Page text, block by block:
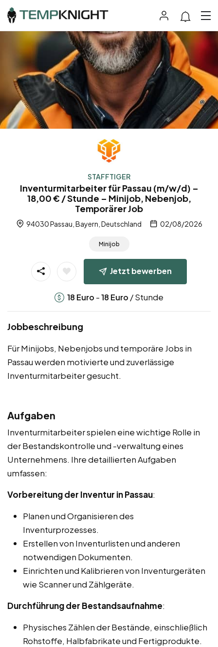
STAFFTIGER
Inventurmitarbeiter für Passau (m/w/d) –
18,00 € / Stunde – Minijob, Nebenjob,
Temporärer Job
94030 Passau, Bayern, Deutschland 02/08/2026
Minijob
Jetzt bewerben
18 Euro -18 Euro / Stunde
Jobbeschreibung
Für Minijobs, Nebenjobs und temporäre Jobs in
Passau werden motivierte und zuverlässige
Inventurmitarbeiter gesucht.
Aufgaben
Inventurmitarbeiter spielen eine wichtige Rolle in
der Bestandskontrolle und -verwaltung eines
Unternehmens. Ihre detaillierten Aufgaben
umfassen:
Vorbereitung der Inventur in Passau:
Planen und Organisieren des
Inventurprozesses.
Erstellen von Inventurlisten und anderen
notwendigen Dokumenten.
Einrichten und Kalibrieren von Inventurgeräten
wie Scanner und Zählgeräte.
Durchführung der Bestandsaufnahme:
Physisches Zählen der Bestände, einschließlich
Rohstoffe, Halbfabrikate und Fertigprodukte.